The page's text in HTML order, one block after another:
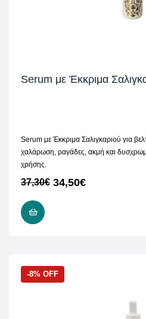
Serum με Έκκριμα
Serum με Έκκριμα Σαλιγκαριού για
χαλάρωση, ραγάδες, ακμή και
χρήσης.
37,30€ 34,50€
-8% OFF